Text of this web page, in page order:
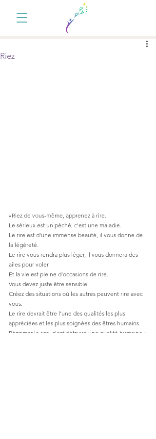
Riez
«Riez de vous-même, apprenez à rire.
Le sérieux est un péché, c'est une maladie.
Le rire est d'une immense beauté, il vous donne de
la légèreté.
Le rire vous rendra plus léger, il vous donnera des
ailes pour voler.
Et la vie est pleine d'occasions de rire.
Vous devez juste être sensible.
Créez des situations où les autres peuvent rire avec
vous.
Le rire devrait être l'une des qualités les plus
appréciées et les plus soignées des êtres humains.
Réprimer le rire, c'est détruire une qualité humaine.»